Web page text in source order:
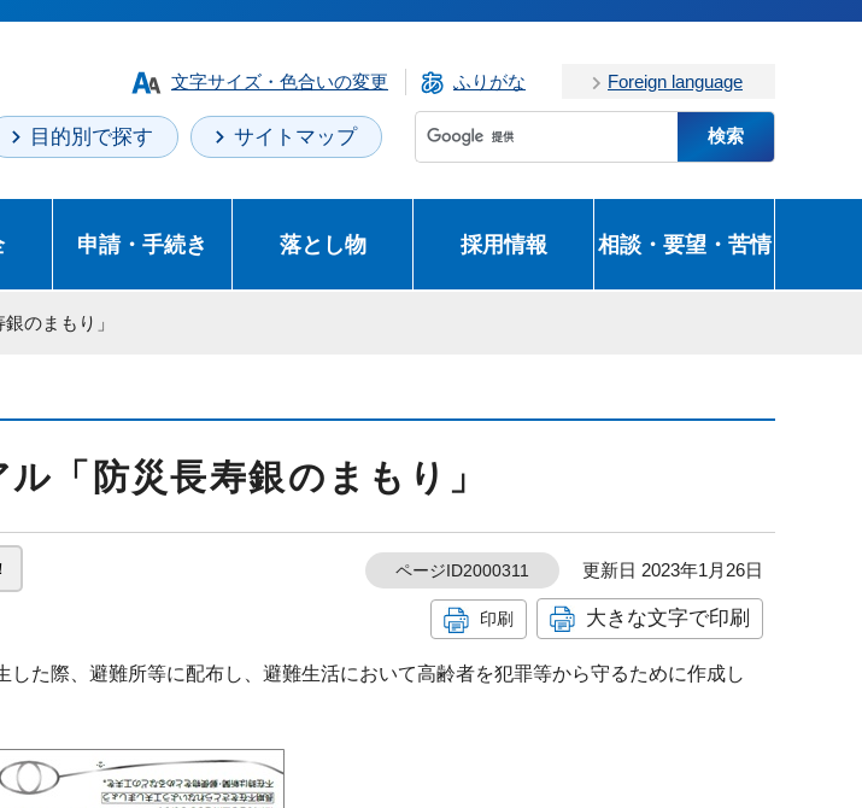
文字サイズ・色合いの変更 ふりがな Foreign language
目的別で探す サイトマップ
申請・手続き 落とし物 採用情報 相談・要望・苦情
のまもり」
「防災長寿銀のまもり」
ページID2000311 更新日 2023年1月26日
印刷 大きな文字で印刷
した際、避難所等に配布し、避難生活において高齢者を犯罪等から守るために作成し